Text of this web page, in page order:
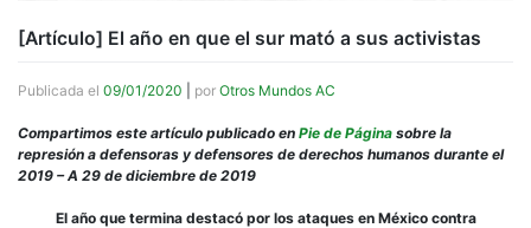
[Artículo] El año en que el sur mató a sus activistas
Publicada el 09/01/2020 por Otros Mundos AC
Compartimos este artículo publicado en Pie de Página sobre la
represión a defensoras y defensores de derechos humanos durante el
2019 – A 29 de diciembre de 2019
El año que termina destacó por los ataques en México contra